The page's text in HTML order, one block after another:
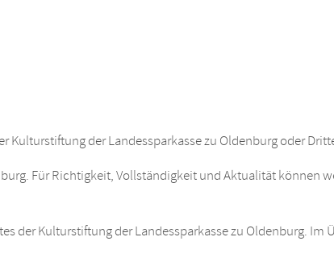
der Landessparkasse zu Oldenburg oder
Für Richtigkeit, Vollständigkeit und Aktualität können
der Kulturstiftung der Landessparkasse zu Oldenburg. Im